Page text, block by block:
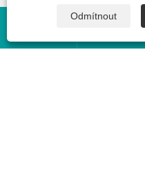
Odmítnout